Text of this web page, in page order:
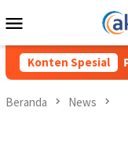
ke
Mobile
Konten Spesial
Kasus
Beranda News